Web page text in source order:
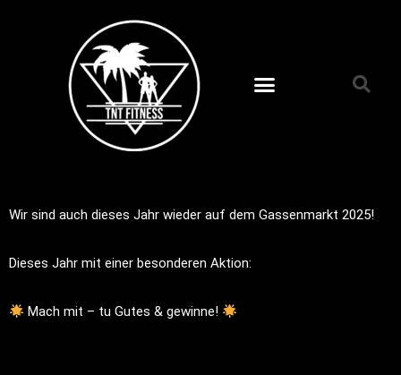
Wir sind auch dieses Jahr wieder auf dem Gassenmarkt 2025!
Dieses Jahr mit einer besonderen Aktion:
Mach mit – tu Gutes & gewinne!